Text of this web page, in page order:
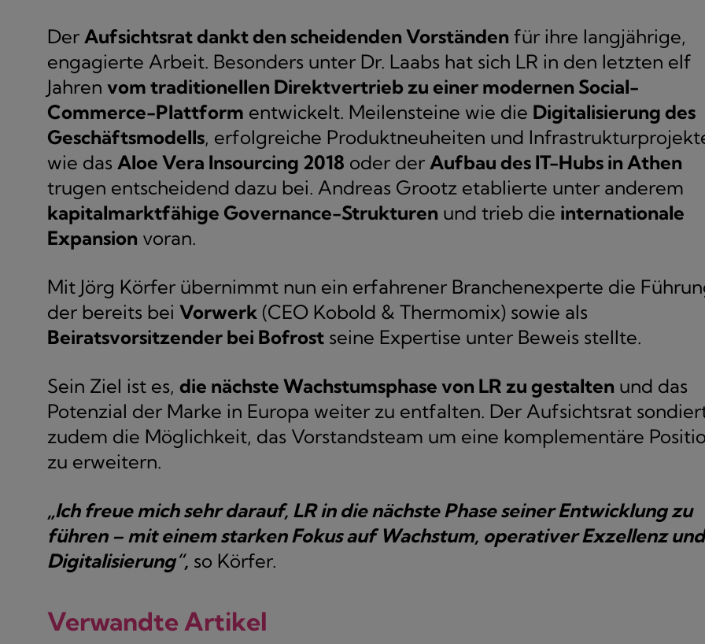
Der Aufsichtsrat dankt den scheidenden Vorständen für ihre langjährige,
engagierte Arbeit. Besonders unter Dr. Laabs hat sich LR in den letzten elf
Jahren vom traditionellen Direktvertrieb zu einer modernen Social-
Commerce-Plattform entwickelt. Meilensteine wie die Digitalisierung des
Geschäftsmodells, erfolgreiche Produktneuheiten und
wie das Aloe Vera Insourcing 2018 oder der Aufbau des IT-Hubs in Athen
trugen entscheidend dazu bei. Andreas Grootz etablierte unter anderem
kapitalmarktfähige Governance-Strukturen und trieb die internationale
Expansion voran.
Mit Jörg Körfer übernimmt nun ein erfahrener Branchenexperte die
der bereits bei Vorwerk (CEO Kobold & Thermomix) sowie als
Beiratsvorsitzender bei Bofrost seine Expertise unter Beweis stellte.
Sein Ziel ist es, die nächste Wachstumsphase von LR zu gestalten und das
Potenzial der Marke in Europa weiter zu entfalten. Der Aufsichtsrat
zudem die Möglichkeit, das Vorstandsteam um eine komplementäre
zu erweitern.
„Ich freue mich sehr darauf, LR in die nächste Phase seiner Entwicklung zu
führen – mit einem starken Fokus auf Wachstum, operativer Exzellenz und
Digitalisierung“, so Körfer.
Verwandte Artikel